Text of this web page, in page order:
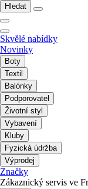
Hledat
Skvělé nabídky
Novinky
Boty
Textil
Balónky
Podporovatel
Životní styl
Vybavení
Kluby
Fyzická údržba
Výprodej
Značky
Zákaznický servis ve